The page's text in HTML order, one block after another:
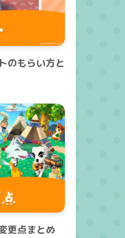
のもらい方と
更点まとめ